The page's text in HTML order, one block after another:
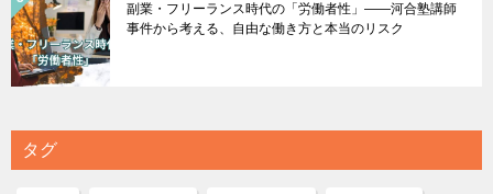
副業・フリーランス時代の「労働者性」――河合塾講師
事件から考える、自由な働き方と本当のリスク
タグ